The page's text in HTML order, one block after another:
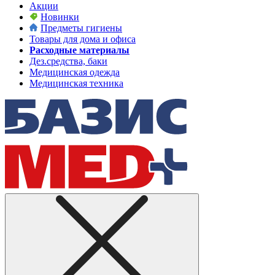
Акции
Новинки
Предметы гигиены
Товары для дома и офиса
Расходные материалы
Дез.средства, баки
Медицинская одежда
Медицинская техника